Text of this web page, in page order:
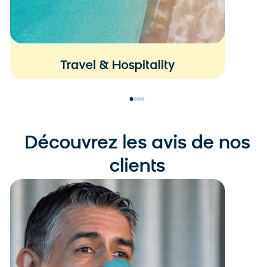
Travel & Hospitality
Découvrez les avis de nos
clients